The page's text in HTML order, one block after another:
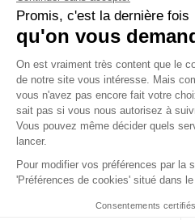
accommodatie
Op of vlak bij de
parkeerplaatsen voor
bij het tarief inbegrepen.
assignment Plattegrond
download Complete